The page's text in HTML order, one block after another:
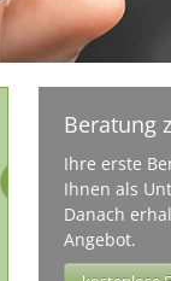
Beratung
Ihre erste
Ihnen als
Danach
Angebot.